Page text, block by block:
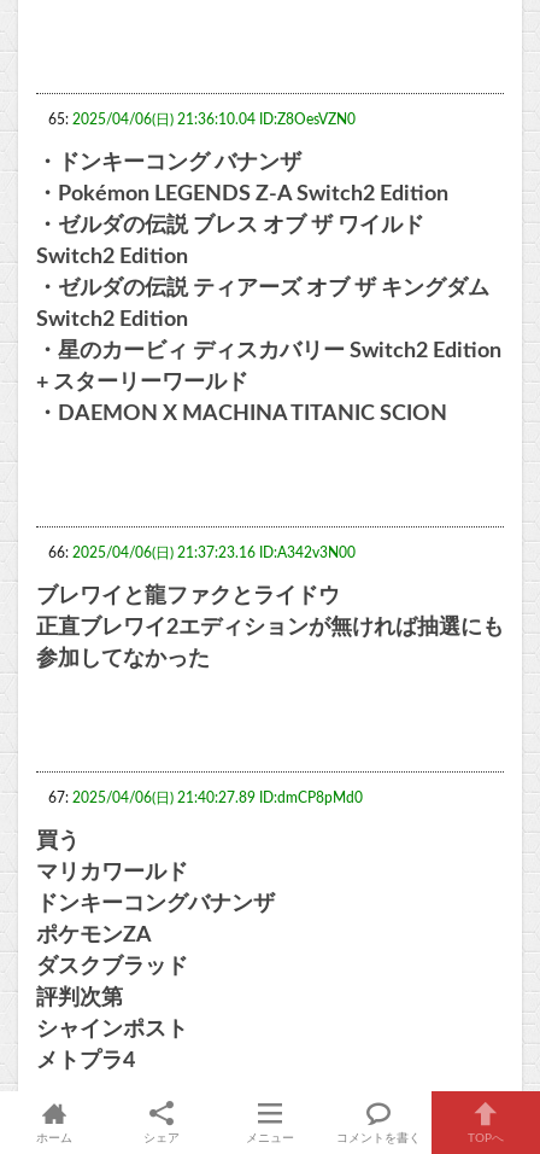
65: 2025/04/06(日) 21:36:10.04 ID:Z8OesVZN0
・ドンキーコング バナンザ
・Pokémon LEGENDS Z-A Switch2 Edition
・ゼルダの伝説 ブレス オブ ザ ワイルド
Switch2 Edition
・ゼルダの伝説 ティアーズ オブ ザ キングダム
Switch2 Edition
・星のカービィ ディスカバリー Switch2 Edition
+ スターリーワールド
・DAEMON X MACHINA TITANIC SCION
66: 2025/04/06(日) 21:37:23.16 ID:A342v3N00
ブレワイと龍ファクとライドウ
正直ブレワイ2エディションが無ければ抽選にも
参加してなかった
67: 2025/04/06(日) 21:40:27.89 ID:dmCP8pMd0
買う
マリカワールド
ドンキーコングバナンザ
ポケモンZA
ダスクブラッド
評判次第
シャインポスト
メトプラ4
ホーム シェア メニュー コメントを書く TOPへ